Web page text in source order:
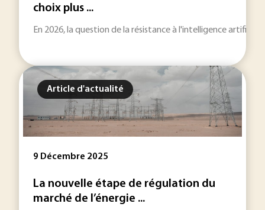
choix plus ...
En 2026, la question de la résistance à l'intelligence
Article d'actualité
9 Décembre 2025
La nouvelle étape de régulation du
marché de l’énergie ...